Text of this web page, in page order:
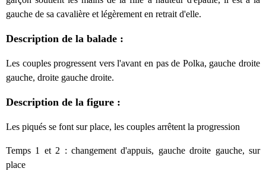
gauche de sa cavalière et légèrement en retrait d'elle.
Description de la balade :
Les couples progressent vers l'avant en pas de Polka, gauche droite
gauche, droite gauche droite.
Description de la figure :
Les piqués se font sur place, les couples arrêtent la progression
Temps 1 et 2 : changement d'appuis, gauche droite gauche, sur
place